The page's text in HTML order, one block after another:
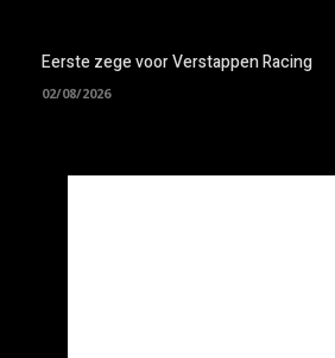
Eerste zege voor Verstappen Racing
02/08/2026